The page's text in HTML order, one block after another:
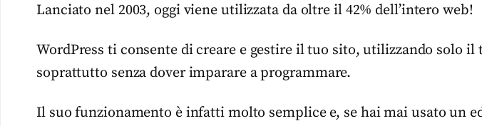
Lanciato nel 2003, oggi viene utilizzata da oltre il 42% dell’intero web!
WordPress ti consente di creare e gestire il tuo sito, utilizzando solo il
soprattutto senza dover imparare a programmare.
Il suo funzionamento è infatti molto semplice e, se hai mai usato un